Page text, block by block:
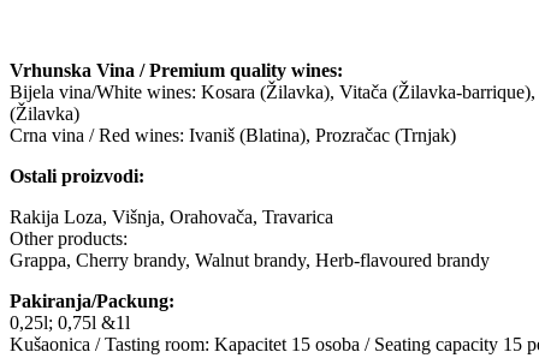
Vrhunska Vina / Premium quality wines:
Bijela vina/White wines: Kosara (Žilavka), Vitača (Žilavka-
(Žilavka)
Crna vina / Red wines: Ivaniš (Blatina), Prozračac (Trnjak)
Ostali proizvodi:
Rakija Loza, Višnja, Orahovača, Travarica
Other products:
Grappa, Cherry brandy, Walnut brandy, Herb-flavoured brandy
Pakiranja/Packung:
0,25l; 0,75l &1l
Kušaonica / Tasting room: Kapacitet 15 osoba / Seating capacity 15